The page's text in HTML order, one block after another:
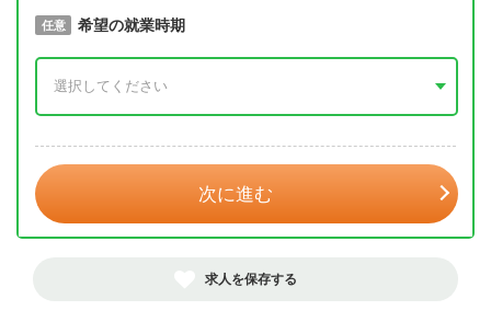
必須 取得予定年
任意 希望の就業時期
次に進む
求人を保存する